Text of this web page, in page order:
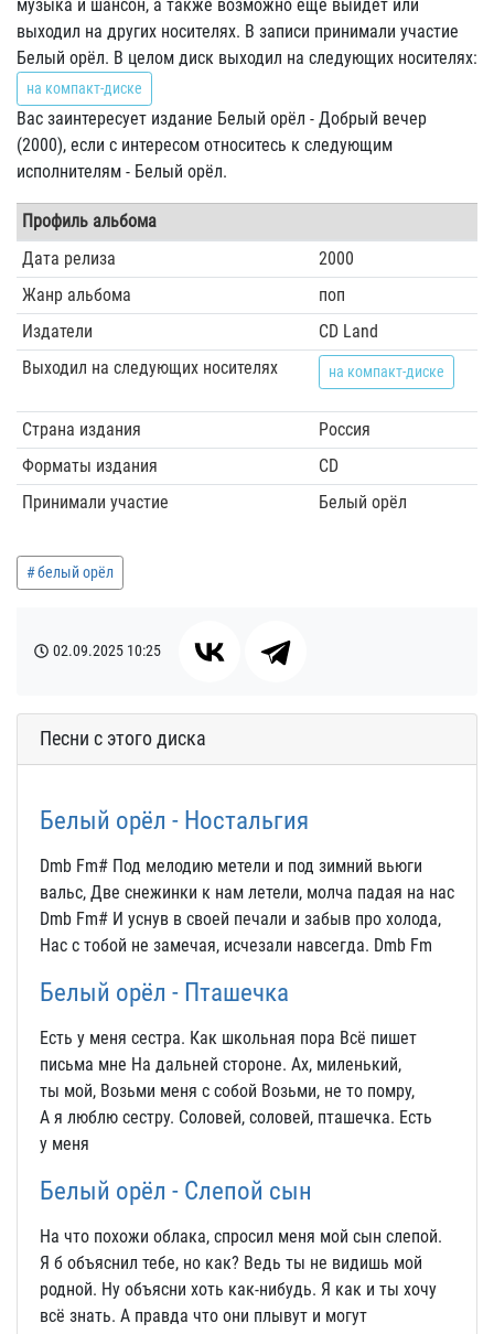
музыка и шансон, а также возможно еще выйдет или
выходил на других носителях. В записи принимали участие
Белый орёл. В целом диск выходил на следующих носителях:
на компакт-диске
Вас заинтересует издание Белый орёл - Добрый вечер
(2000), если с интересом относитесь к следующим
исполнителям - Белый орёл.
Профиль альбома
Дата релиза
2000
Жанр альбома
поп
Издатели
CD Land
Выходил на следующих носителях
на компакт-диске
Страна издания
Россия
Форматы издания
CD
Принимали участие
Белый орёл
белый орёл
02.09.2025 10:25
Песни с этого диска
Белый орёл - Ностальгия
Dmb Fm# Под мелодию метели и под зимний вьюги
вальс, Две снежинки к нам летели, молча падая на нас
Dmb Fm# И уснув в своей печали и забыв про холода,
Нас с тобой не замечая, исчезали навсегда. Dmb Fm
Белый орёл - Пташечка
Есть у меня сестра. Как школьная пора Всё пишет
письма мне На дальней стороне. Ах, миленький,
ты мой, Возьми меня с собой Возьми, не то помру,
А я люблю сестру. Соловей, соловей, пташечка. Есть
у меня
Белый орёл - Слепой сын
На что похожи облака, спросил меня мой сын слепой.
Я б объяснил тебе, но как? Ведь ты не видишь мой
родной. Ну объясни хоть как-нибудь. Я как и ты хочу
всё знать. А правда что они плывут и могут